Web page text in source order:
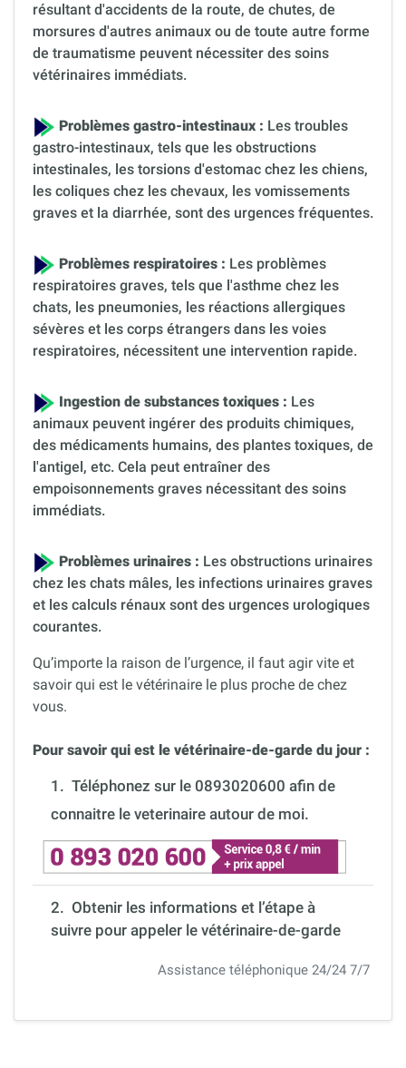
résultant d'accidents de la route, de chutes, de
morsures d'autres animaux ou de toute autre forme
de traumatisme peuvent nécessiter des soins
vétérinaires immédiats.
Problèmes gastro-intestinaux : Les troubles
gastro-intestinaux, tels que les obstructions
intestinales, les torsions d'estomac chez les chiens,
les coliques chez les chevaux, les vomissements
graves et la diarrhée, sont des urgences fréquentes.
Problèmes respiratoires : Les problèmes
respiratoires graves, tels que l'asthme chez les
chats, les pneumonies, les réactions allergiques
sévères et les corps étrangers dans les voies
respiratoires, nécessitent une intervention rapide.
Ingestion de substances toxiques : Les
animaux peuvent ingérer des produits chimiques,
des médicaments humains, des plantes toxiques, de
l'antigel, etc. Cela peut entraîner des
empoisonnements graves nécessitant des soins
immédiats.
Problèmes urinaires : Les obstructions urinaires
chez les chats mâles, les infections urinaires graves
et les calculs rénaux sont des urgences urologiques
courantes.
Qu’importe la raison de l’urgence, il faut agir vite et
savoir qui est le vétérinaire le plus proche de chez
vous.
Pour savoir qui est le vétérinaire-de-garde du jour :
1. Téléphonez sur le 0893020600 afin de
connaitre le veterinaire autour de moi.
2. Obtenir les informations et l’étape à
suivre pour appeler le vétérinaire-de-garde
Assistance téléphonique 24/24 7/7